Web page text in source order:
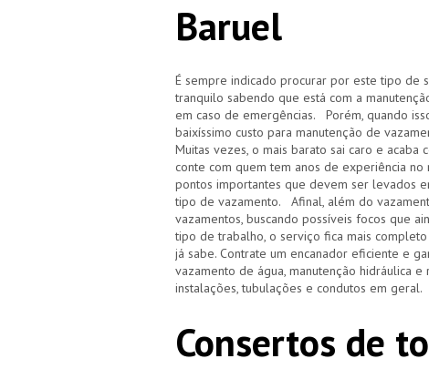
Baruel
É sempre indicado procurar por este tipo de
tranquilo sabendo que está com a
em caso de emergências. Porém, quando
baixíssimo custo para manutenção de
Muitas vezes, o mais barato sai caro e
conte com quem tem anos de experiência
pontos importantes que devem ser levados
tipo de vazamento. Afinal, além do
vazamentos, buscando possíveis focos que
tipo de trabalho, o serviço fica mais
já sabe. Contrate um encanador eficiente e
vazamento de água, manutenção hidráulica
instalações, tubulações e condutos em geral.
Consertos de